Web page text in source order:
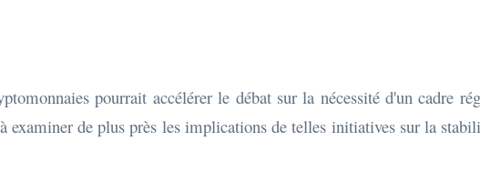
pourrait accélérer le débat sur la nécessité d'un cadre
examiner de plus près les implications de telles initiatives sur la